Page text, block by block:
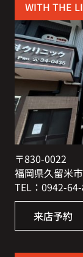
WITH THE
〒830-0022
福岡県久留米
TEL：0942-
来店予約